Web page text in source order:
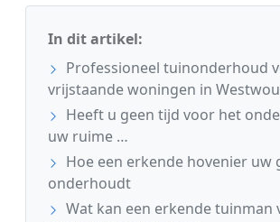
In dit artikel:
Professioneel tuinonderhoud
vrijstaande woningen in
Heeft u geen tijd voor het
uw ruime …
Hoe een erkende hovenier uw
onderhoudt
Wat kan een erkende tuinman